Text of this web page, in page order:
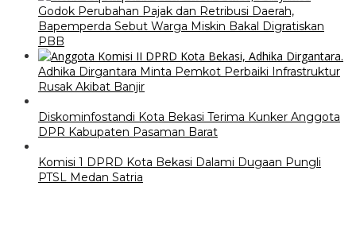
Godok Perubahan Pajak dan Retribusi Daerah,
Bapemperda Sebut Warga Miskin Bakal Digratiskan
PBB
Adhika Dirgantara Minta Pemkot Perbaiki Infrastruktur
Rusak Akibat Banjir
Diskominfostandi Kota Bekasi Terima Kunker Anggota
DPR Kabupaten Pasaman Barat
Komisi 1 DPRD Kota Bekasi Dalami Dugaan Pungli
PTSL Medan Satria